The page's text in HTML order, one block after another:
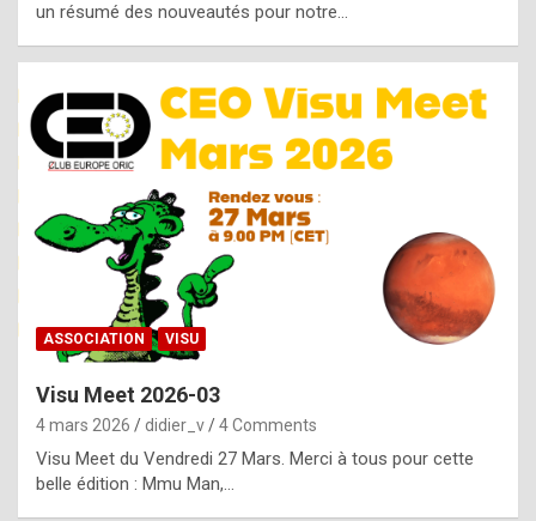
n
u
i
n
e
R
o
p
l
un résumé des nouveautés pour notre…
ASSOCIATION VISU
Visu Meet 2026-03
4 mars 2026 didier_v 4 Comments
Visu Meet du Vendredi 27 Mars. Merci à tous pour cette
belle édition : Mmu Man,…